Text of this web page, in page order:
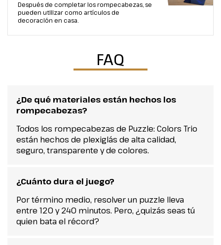
Después de completar los rompecabezas, se
pueden utilizar como artículos de
decoración en casa.
FAQ
¿De qué materiales están hechos los
rompecabezas?
Todos los rompecabezas de Puzzle: Colors Trio
están hechos de plexiglás de alta calidad,
seguro, transparente y de colores.
¿Cuánto dura el juego?
Por término medio, resolver un puzzle lleva
entre 120 y 240 minutos. Pero, ¿quizás seas tú
quien bata el récord?